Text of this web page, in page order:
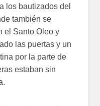
los bautizados del
también se
el Santo Oleo y
las puertas y un
por la parte de
estaban sin